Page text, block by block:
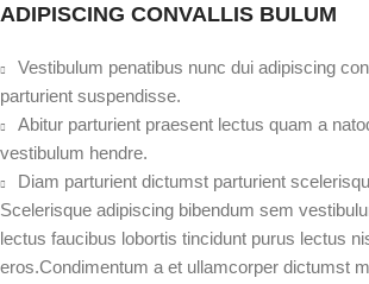
ADIPISCING CONVALLIS BULUM
Vestibulum penatibus nunc dui adipiscing
parturient suspendisse.
Abitur parturient praesent lectus quam a
vestibulum hendre.
Diam parturient dictumst parturient
Scelerisque adipiscing bibendum sem
lectus faucibus lobortis tincidunt purus lectus
eros.Condimentum a et ullamcorper dictumst